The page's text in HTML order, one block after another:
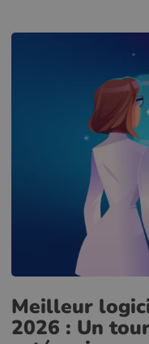
Meilleur
2026 : Un